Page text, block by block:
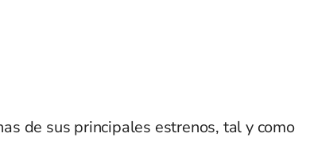
de sus principales estrenos, tal y como